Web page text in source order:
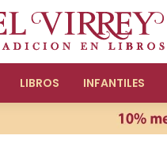
LIBROS INFANTILES